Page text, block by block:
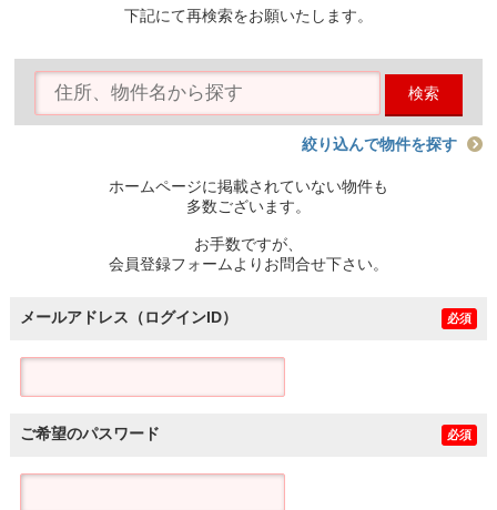
物件を探す
購入TOP
条件から探す
住宅ローン控除シミュレータ
下記にて再検索をお願いたします。
検索
絞り込んで物件を探す
ホームページに掲載されていない物件も
多数ございます。
お手数ですが、
会員登録フォームよりお問合せ下さい。
メールアドレス（ログインID） 必須
ご希望のパスワード 必須